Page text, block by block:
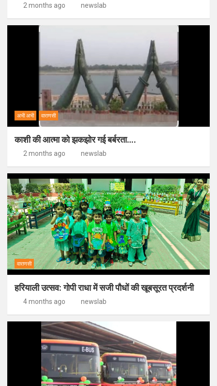
2 months ago newslab
अभी अभी वाराणसी
काशी की आत्मा को झकझोर गई बर्बरता….
2 months ago newslab
वाराणसी
हरियाली उत्सव: गोपी राधा में सजी पौधों की खूबसूरत प्रदर्शनी
4 months ago newslab